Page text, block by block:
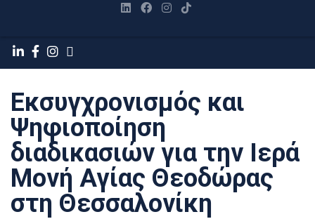
Εκσυγχρονισμός και
Ψηφιοποίηση
διαδικασιών για την Ιερά
Μονή Αγίας Θεοδώρας
στη Θεσσαλονίκη